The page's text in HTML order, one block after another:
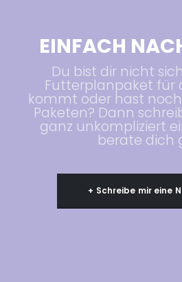
EINFACH
Du bist dir nicht
Futterplanpaket für
kommt oder hast
Paketen? Dann
ganz unkompliziert
berate dich
+ Schreibe mir eine